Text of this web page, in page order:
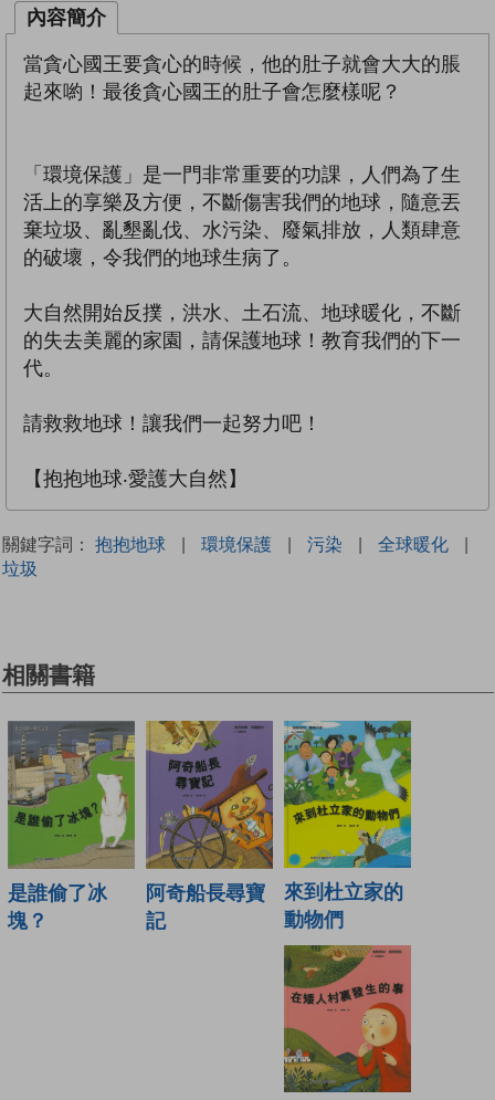
內容簡介
當貪心國王要貪心的時候，他的肚子就會大大的脹
起來喲！最後貪心國王的肚子會怎麼樣呢？
「環境保護」是一門非常重要的功課，人們為了生
活上的享樂及方便，不斷傷害我們的地球，隨意丟
棄垃圾、亂墾亂伐、水污染、廢氣排放，人類肆意
的破壞，令我們的地球生病了。
大自然開始反撲，洪水、土石流、地球暖化，不斷
的失去美麗的家園，請保護地球！教育我們的下一
代。
請救救地球！讓我們一起努力吧！
【抱抱地球‧愛護大自然】
關鍵字詞： 抱抱地球 | 環境保護 | 污染 | 全球暖化
|
垃圾
相關書籍
是誰偷了冰
塊？
阿奇船長尋寶
記
來到杜立家的
動物們